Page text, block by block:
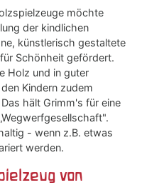
möchte
der kindlichen
künstlerisch gestaltete
Schönheit gefördert.
Holz und in guter
Kindern zudem
hält Grimm's für eine
- wenn z.B. etwas
werden.
von